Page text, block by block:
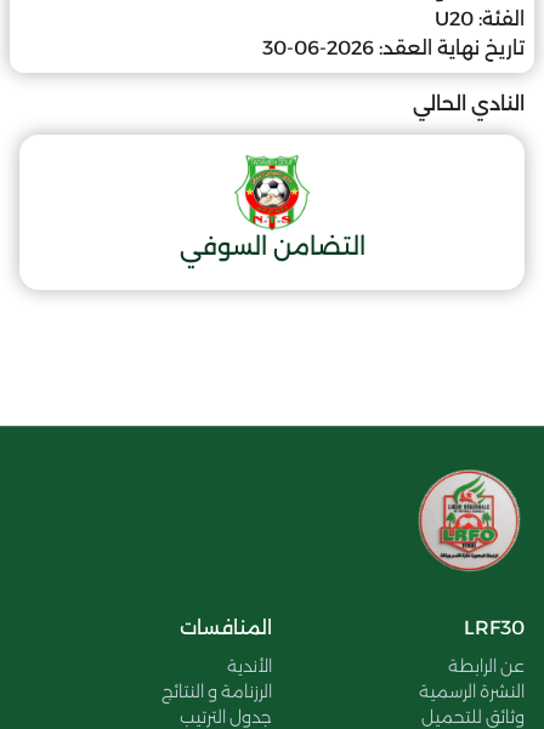
الفئة: U20
تاريخ نهاية العقد: 2026-06-30
النادي الحالي
التضامن السوفي
LRF30
عن الرابطة
النشرة الرسمية
وثائق للتحميل
المنافسات
الأندية
الرزنامة و النتائج
جدول الترتيب